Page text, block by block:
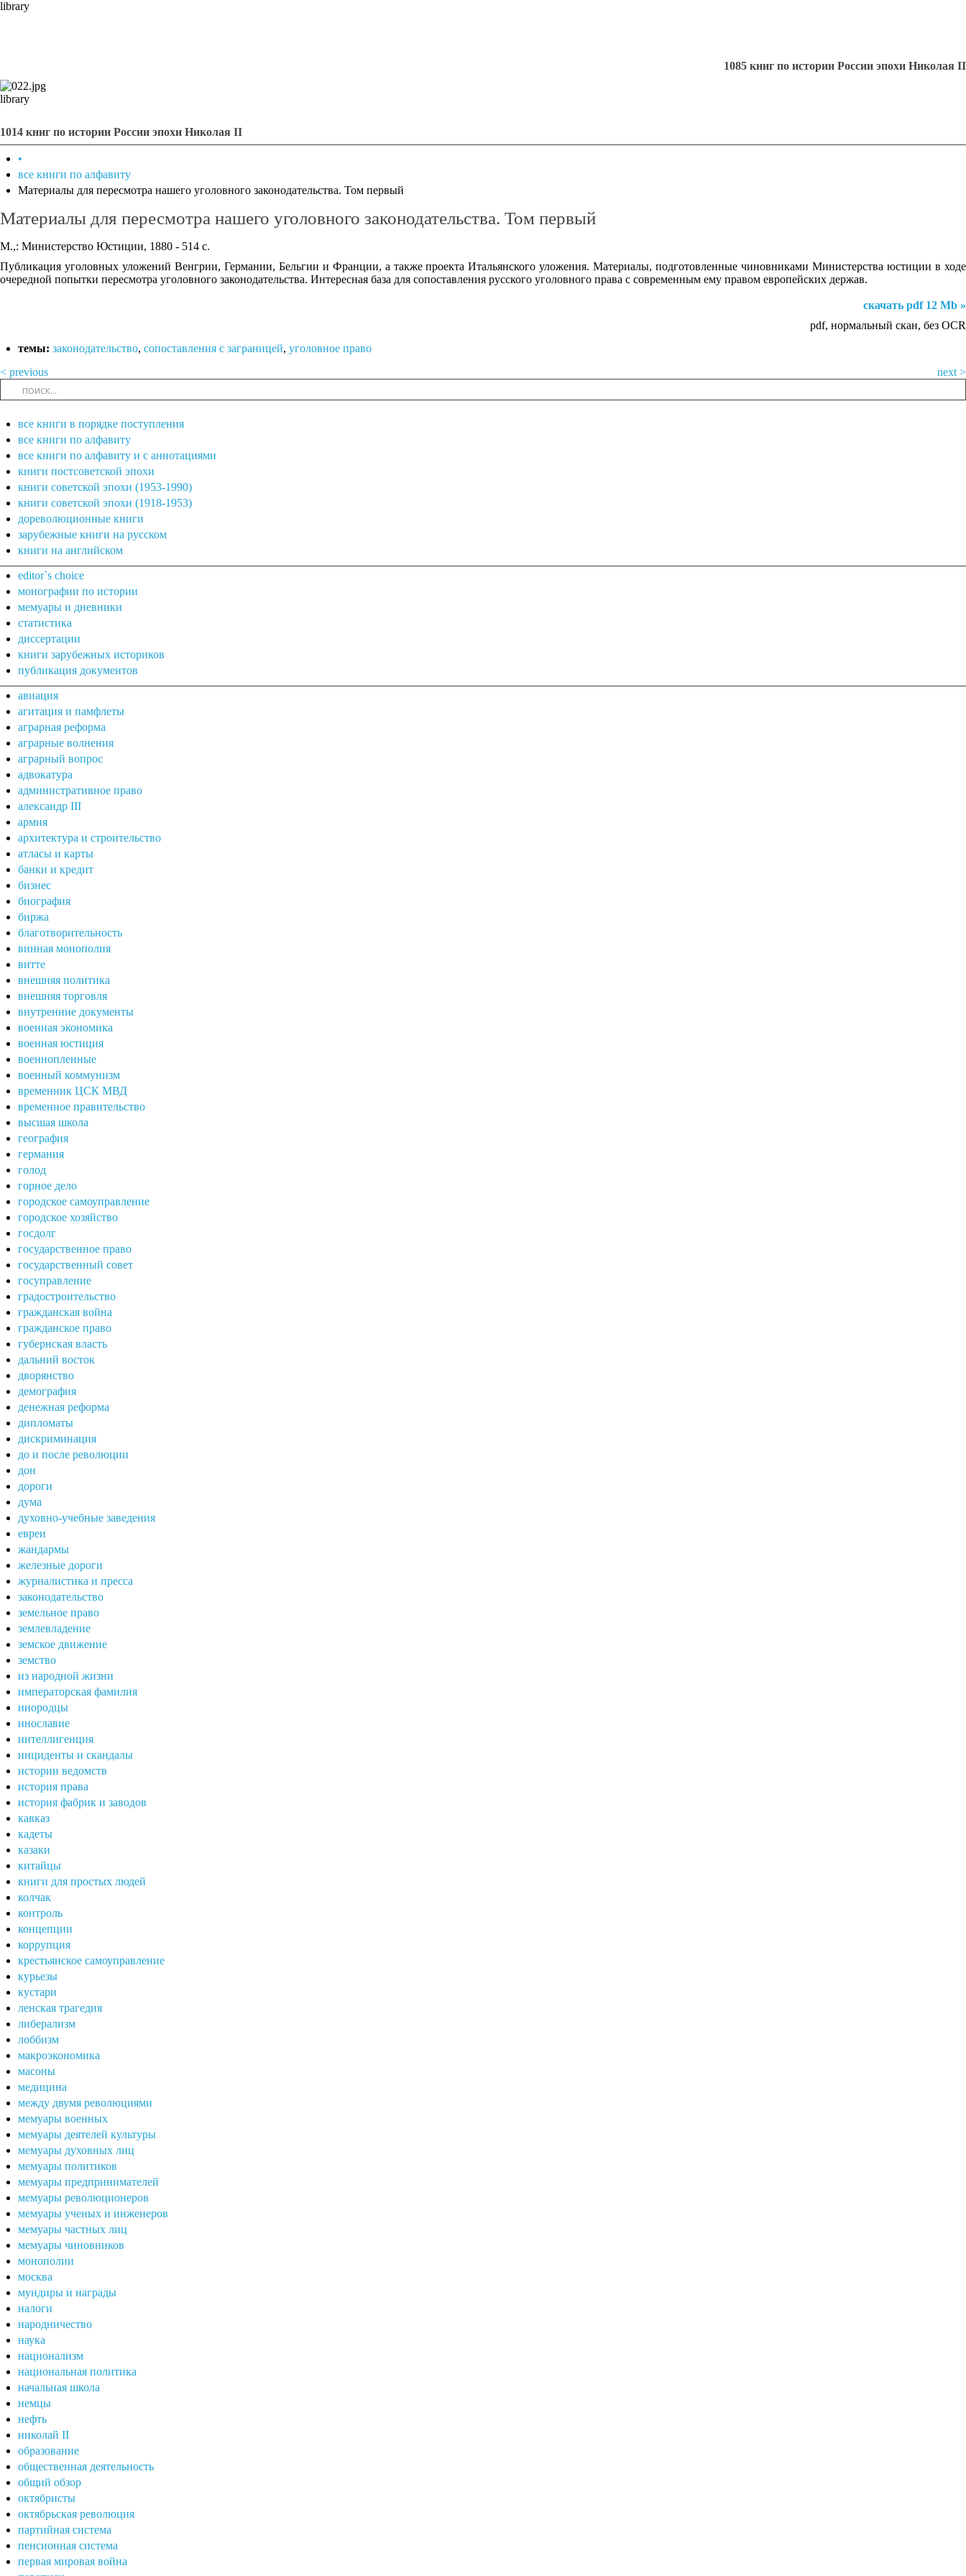
library
1085 книг по истории России эпохи Николая II
library
1014 книг по истории России эпохи Николая II
•
все книги по алфавиту
Материалы для пересмотра нашего уголовного законодательства. Том первый
Материалы для пересмотра нашего уголовного законодательства. Том первый
М.,: Министерство Юстиции, 1880 - 514 с.
Публикация уголовных уложений Венгрии, Германии, Бельгии и Франции, а также проекта Итальянского уложения. Материалы, подготовленные чиновниками Министерства юстиции в ходе
очередной попытки пересмотра уголовного законодательства. Интересная база для сопоставления русского уголовного права с современным ему правом европейских держав.
скачать pdf 12 Mb »
pdf, нормальный скан, без OCR
темы: законодательство, сопоставления с заграницей, уголовное право
< previous
next >
все книги в порядке поступления
все книги по алфавиту
все книги по алфавиту и с аннотациями
книги постсоветской эпохи
книги советской эпохи (1953-1990)
книги советской эпохи (1918-1953)
дореволюционные книги
зарубежные книги на русском
книги на английском
editor`s choice
монографии по истории
мемуары и дневники
статистика
диссертации
книги зарубежных историков
публикация документов
авиация
агитация и памфлеты
аграрная реформа
аграрные волнения
аграрный вопрос
адвокатура
административное право
александр III
армия
архитектура и строительство
атласы и карты
банки и кредит
бизнес
биография
биржа
благотворительность
винная монополия
витте
внешняя политика
внешняя торговля
внутренние документы
военная экономика
военная юстиция
военнопленные
военный коммунизм
временник ЦСК МВД
временное правительство
высшая школа
география
германия
голод
горное дело
городское самоуправление
городское хозяйство
госдолг
государственное право
государственный совет
госуправление
градостроительство
гражданская война
гражданское право
губернская власть
дальний восток
дворянство
демография
денежная реформа
дипломаты
дискриминация
до и после революции
дон
дороги
дума
духовно-учебные заведения
евреи
жандармы
железные дороги
журналистика и пресса
законодательство
земельное право
землевладение
земское движение
земство
из народной жизни
императорская фамилия
инородцы
инославие
интеллигенция
инциденты и скандалы
истории ведомств
история права
история фабрик и заводов
кавказ
кадеты
казаки
китайцы
книги для простых людей
колчак
контроль
концепции
коррупция
крестьянское самоуправление
курьезы
кустари
ленская трагедия
либерализм
лоббизм
макроэкономика
масоны
медицина
между двумя революциями
мемуары военных
мемуары деятелей культуры
мемуары духовных лиц
мемуары политиков
мемуары предпринимателей
мемуары революционеров
мемуары ученых и инженеров
мемуары частных лиц
мемуары чиновников
монополии
москва
мундиры и награды
налоги
народничество
наука
национализм
национальная политика
начальная школа
немцы
нефть
николай II
образование
общественная деятельность
общий обзор
октябристы
октябрьская революция
партийная система
пенсионная система
первая мировая война